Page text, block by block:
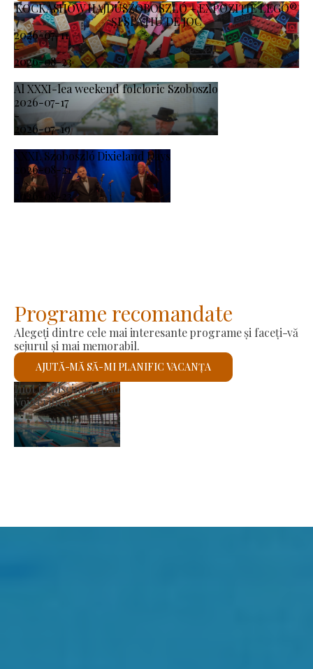
KOCKASHOW HAJDÚSZOBOSZLÓ – EXPOZIȚIE LEGO®
ȘI SPAȚIU DE JOC
2026-07-11
-
2026-08-23
Al XXXI-lea weekend folcloric Szoboszlo
2026-07-17
-
2026-07-19
XXXI. Szoboszló Dixieland Days
2026-08-21
-
2026-08-23
Programe recomandate
Alegeți dintre cele mai interesante programe și faceți-vă
sejurul și mai memorabil.
AJUTĂ-MĂ SĂ-MI PLANIFIC VACANȚA